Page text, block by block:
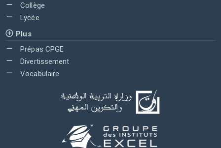
Collège
Lycée
Plus
Prépas CPGE
Divertissement
Vocabulaire